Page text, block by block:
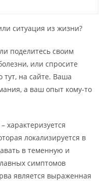
ситуация из жизни?
поделитесь своим
или спросите
тут, на сайте. Ваша
а ваш опыт кому-то
характеризуется
локализируется в
в теменную и
симптомов
является выраженная